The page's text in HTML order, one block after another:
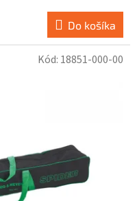
Do košíka
Kód: 18851-000-00